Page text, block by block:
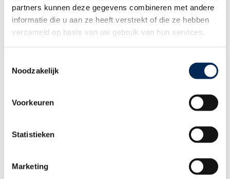
partners kunnen deze gegevens combineren met andere
informatie die u aan ze heeft verstrekt of die ze hebben
verzameld op basis van uw gebruik van hun services.
Noodzakelijk
Voorkeuren
Statistieken
Marketing
buitenland
Personeel in het
buitenland
ondernemen
WIE BENT U